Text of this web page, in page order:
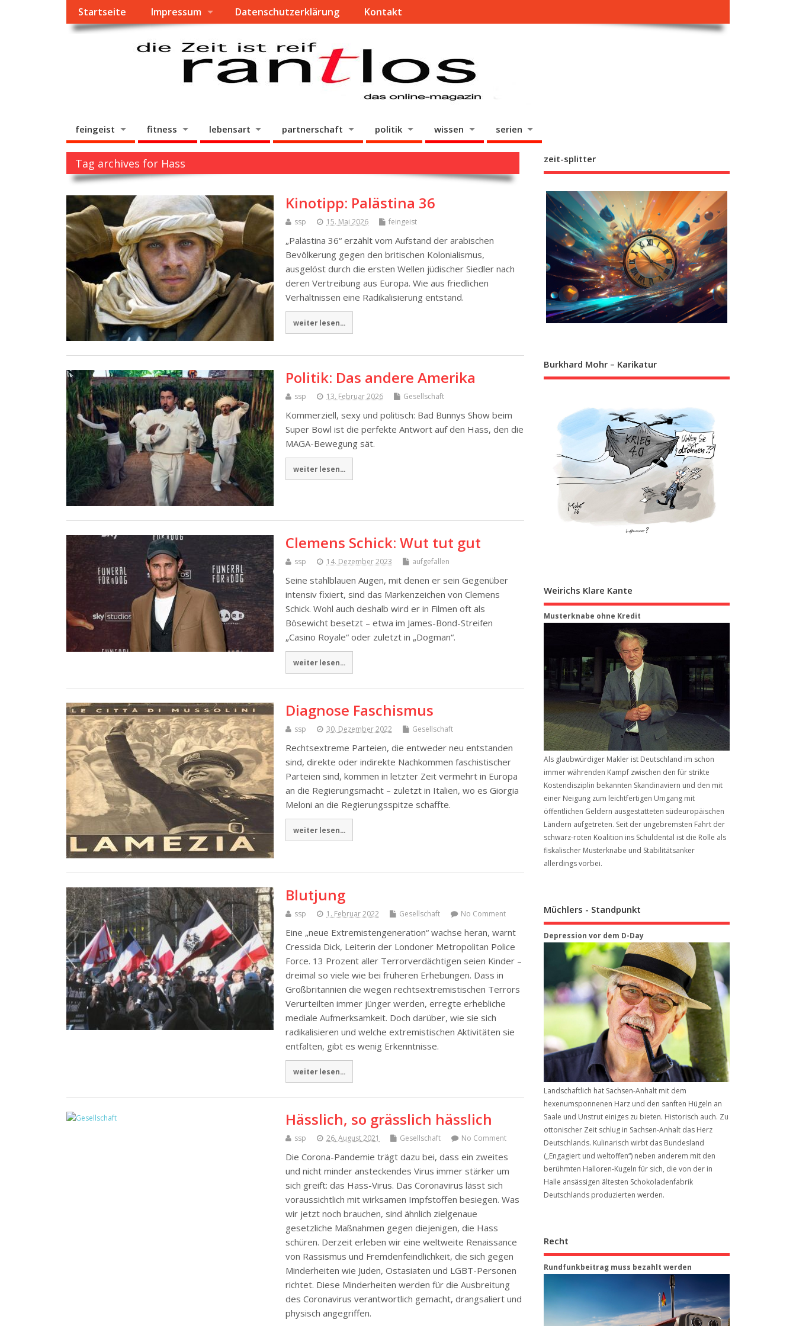
Startseite Impressum Datenschutzerklärung Kontakt
feingeist fitness lebensart partnerschaft politik wissen serien
Tag archives for Hass
Kinotipp: Palästina 36
ssp 15. Mai 2026 feingeist
„Palästina 36“ erzählt vom Aufstand der arabischen
Bevölkerung gegen den britischen Kolonialismus,
ausgelöst durch die ersten Wellen jüdischer Siedler nach
deren Vertreibung aus Europa. Wie aus friedlichen
Verhältnissen eine Radikalisierung entstand.
weiter lesen...
Politik: Das andere Amerika
ssp 13. Februar 2026 Gesellschaft
Kommerziell, sexy und politisch: Bad Bunnys Show beim
Super Bowl ist die perfekte Antwort auf den Hass, den die
MAGA-Bewegung sät.
weiter lesen...
Clemens Schick: Wut tut gut
ssp 14. Dezember 2023 aufgefallen
Seine stahlblauen Augen, mit denen er sein Gegenüber
intensiv fixiert, sind das Markenzeichen von Clemens
Schick. Wohl auch deshalb wird er in Filmen oft als
Bösewicht besetzt – etwa im James-Bond-Streifen
„Casino Royale“ oder zuletzt in „Dogman“.
weiter lesen...
Diagnose Faschismus
ssp 30. Dezember 2022 Gesellschaft
Rechtsextreme Parteien, die entweder neu entstanden
sind, direkte oder indirekte Nachkommen faschistischer
Parteien sind, kommen in letzter Zeit vermehrt in Europa
an die Regierungsmacht – zuletzt in Italien, wo es Giorgia
Meloni an die Regierungsspitze schaffte.
weiter lesen...
Blutjung
ssp 1. Februar 2022 Gesellschaft No Comment
Eine „neue Extremistengeneration“ wachse heran, warnt
Cressida Dick, Leiterin der Londoner Metropolitan Police
Force. 13 Prozent aller Terrorverdächtigen seien Kinder –
dreimal so viele wie bei früheren Erhebungen. Dass in
Großbritannien die wegen rechtsextremistischen Terrors
Verurteilten immer jünger werden, erregte erhebliche
mediale Aufmerksamkeit. Doch darüber, wie sie sich
radikalisieren und welche extremistischen Aktivitäten sie
entfalten, gibt es wenig Erkenntnisse.
weiter lesen...
Hässlich, so grässlich hässlich
ssp 26. August 2021 Gesellschaft No Comment
Die Corona-Pandemie trägt dazu bei, dass ein zweites
und nicht minder ansteckendes Virus immer stärker um
sich greift: das Hass-Virus. Das Coronavirus lässt sich
voraussichtlich mit wirksamen Impfstoffen besiegen. Was
wir jetzt noch brauchen, sind ähnlich zielgenaue
gesetzliche Maßnahmen gegen diejenigen, die Hass
schüren. Derzeit erleben wir eine weltweite Renaissance
von Rassismus und Fremdenfeindlichkeit, die sich gegen
Minderheiten wie Juden, Ostasiaten und LGBT-Personen
richtet. Diese Minderheiten werden für die Ausbreitung
des Coronavirus verantwortlich gemacht, drangsaliert und
physisch angegriffen.
zeit-splitter
Burkhard Mohr – Karikatur
Weirichs Klare Kante
Musterknabe ohne Kredit
Als glaubwürdiger Makler ist Deutschland im schon
immer währenden Kampf zwischen den für strikte
Kostendisziplin bekannten Skandinaviern und den mit
einer Neigung zum leichtfertigen Umgang mit
öffentlichen Geldern ausgestatteten südeuropäischen
Ländern aufgetreten. Seit der ungebremsten Fahrt der
schwarz-roten Koalition ins Schuldental ist die Rolle als
fiskalischer Musterknabe und Stabilitätsanker
allerdings vorbei.
Müchlers - Standpunkt
Depression vor dem D-Day
Landschaftlich hat Sachsen-Anhalt mit dem
hexenumsponnenen Harz und den sanften Hügeln an
Saale und Unstrut einiges zu bieten. Historisch auch. Zu
ottonischer Zeit schlug in Sachsen-Anhalt das Herz
Deutschlands. Kulinarisch wirbt das Bundesland
(„Engagiert und weltoffen“) neben anderem mit den
berühmten Halloren-Kugeln für sich, die von der in
Halle ansässigen ältesten Schokoladenfabrik
Deutschlands produzierten werden.
Recht
Rundfunkbeitrag muss bezahlt werden